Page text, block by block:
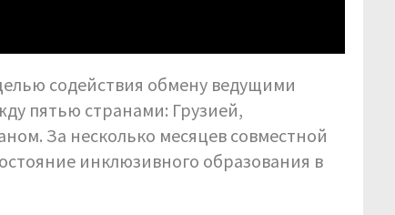
содействия обмену ведущими
пятью странами: Грузией,
За несколько месяцев совместной
инклюзивного образования в